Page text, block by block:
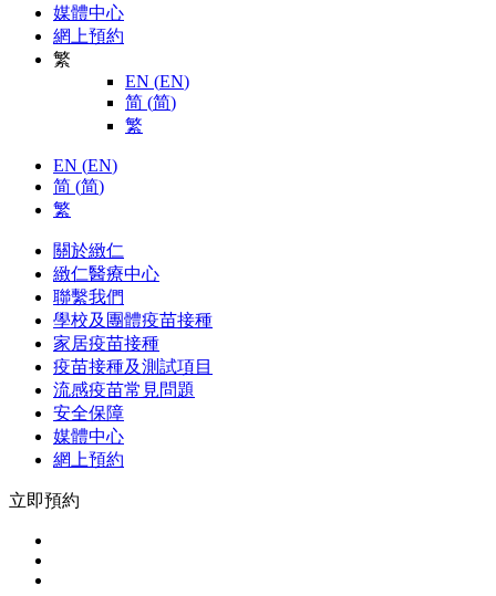
媒體中心
網上預約
繁
EN (EN)
简 (简)
繁
EN (EN)
简 (简)
繁
關於緻仁
緻仁醫療中心
聯繫我們
學校及團體疫苗接種
家居疫苗接種
疫苗接種及測試項目
流感疫苗常見問題
安全保障
媒體中心
網上預約
立即預約